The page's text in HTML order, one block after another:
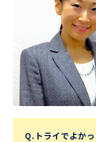
Q.トライでよか